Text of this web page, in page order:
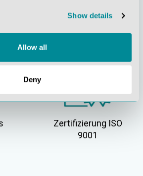
Show details
Allow all
Deny
Qualität
Zertifizierung ISO
9001